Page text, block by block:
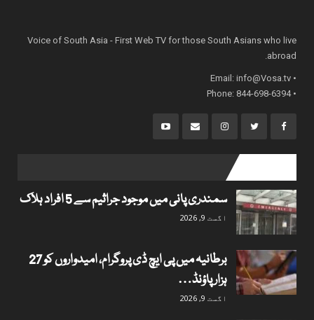
Voice of South Asia - First Web TV for those South Asians who live
abroad.
• Email:
info@Vosa.tv
• Phone: 844-698-6394
سمندری پانی میں موجود جراثیم سے 5 افراد ہلاک
اگست 9, 2026
برطانیہ میں پی ایچ ڈی پروگرام، امیدواروں کو 27
ہزار پاؤنڈ…
اگست 9, 2026